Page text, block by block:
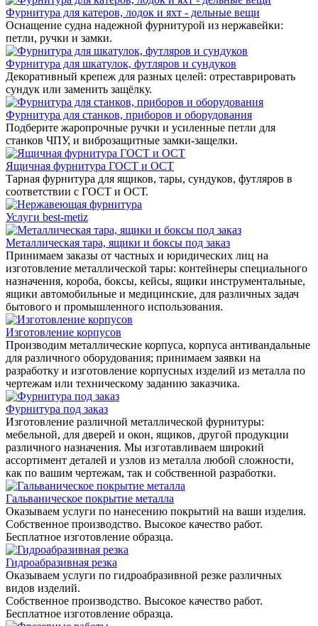
Фурнитура для катеров, лодок и яхт - дельные вещи
Оснащение судна надежной фурнитурой из нержавейки:
петли, ручки и замки.
Фурнитура для шкатулок, футляров и сундуков
Декоративный крепеж для разных целей: отреставрировать
сундук или заменить защёлку.
Фурнитура для станков, приборов и оборудования
Подберите жаропрочные ручки и усиленные петли для
станков ЧПУ, и виброзащитные замки-защелки.
Ящичная фурнитура ГОСТ и ОСТ
Тарная фурнитура для ящиков, тары, сундуков, футляров в
соответствии с ГОСТ и ОСТ.
Услуги best-metiz
Металлическая тара, ящики и боксы под заказ
Принимаем заказы от частных и юридических лиц на
изготовление металлической тары: контейнеры специального
назначения, короба, боксы, кейсы, ящики инструментальные,
ящики автомобильные и медицинские, для различных задач
бытового и промышленного использования.
Изготовление корпусов
Производим металлические корпуса, корпуса антивандальные
для различного оборудования; принимаем заявки на
разработку и изготовление корпусных изделий из металла по
чертежам или техническому заданию заказчика.
Фурнитура под заказ
Изготовление различной металлической фурнитуры:
мебельной, для дверей и окон, ящиков, другой продукции
различного назначения. Мы изготавливаем широкий
ассортимент деталей и узлов из металла любой сложности,
как по вашим чертежам, так и собственной разработки.
Гальваническое покрытие металла
Оказываем услуги по нанесению покрытий на ваши изделия.
Собственное производство. Высокое качество работ.
Бесплатное изготовление образца.
Гидроабразивная резка
Оказываем услуги по гидроабразивной резке различных
видов изделий.
Собственное производство. Высокое качество работ.
Бесплатное изготовление образца.